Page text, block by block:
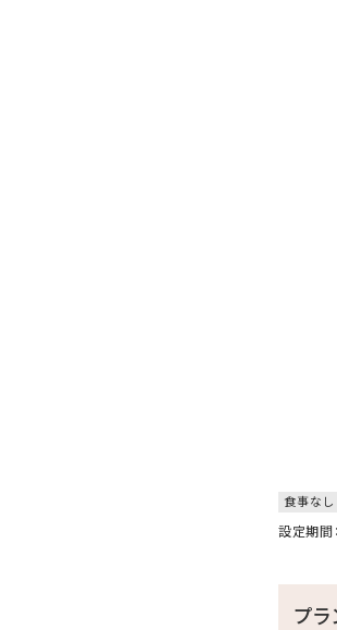
食事なし
設定期
プ